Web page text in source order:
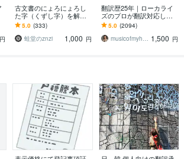
円
古文書のにょろにょろし
た字（くずし字）を解読
します 草書体の文章をわ
かりやすく解読・現代語
訳いたします！
5.0 (333)
蛙堂のznzi
1,000 円
翻訳歴25年｜ローカライ
ズのプロが翻訳対応しま
す 翻訳を超えたローカラ
イゼーションで自然な表
現に仕上げます
5.0 (2094)
musicofmyheart 1,500 円